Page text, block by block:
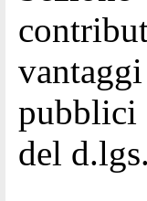
pubblici
del